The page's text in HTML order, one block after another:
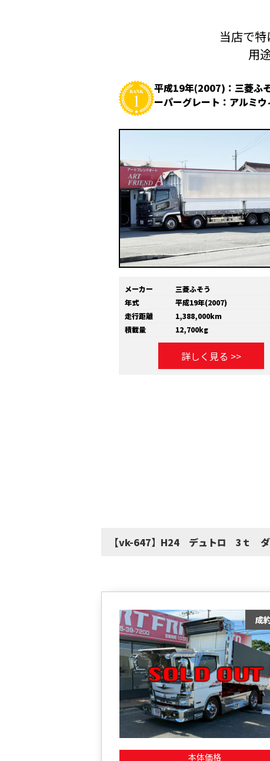
当店で
用
平成19年(2007)：三菱ふ
ーパーグレート：アルミ
メーカー
三菱ふそう
年式
平成19年(2007)
走行距離
1,388,000km
積載量
12,700kg
詳しく見る >>
【vk-647】H24 デュトロ 3ｔ
本体価格